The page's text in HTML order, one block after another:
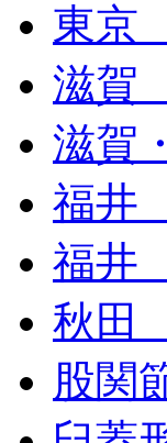
東京
滋賀
滋賀
福井
福井
秋田
股関